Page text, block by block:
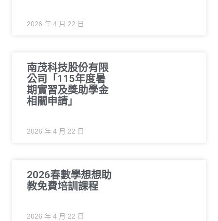
2026 年 4 月 22 日
南茂科技股份有限
公司「115年度暑
期實習及獎助學金
相關申請」
2026 年 4 月 22 日
2026春數學想想助
教免費培訓課程
2026 年 4 月 22 日